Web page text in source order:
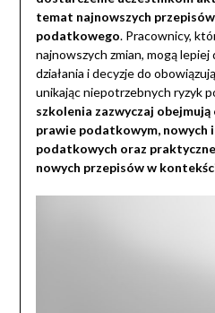
temat najnowszych
podatkowego. Pracownicy,
najnowszych zmian, mogą
działania i decyzje do
unikając niepotrzebnych ryzyk
szkolenia zazwyczaj
prawie podatkowym,
podatkowych oraz
nowych przepisów w